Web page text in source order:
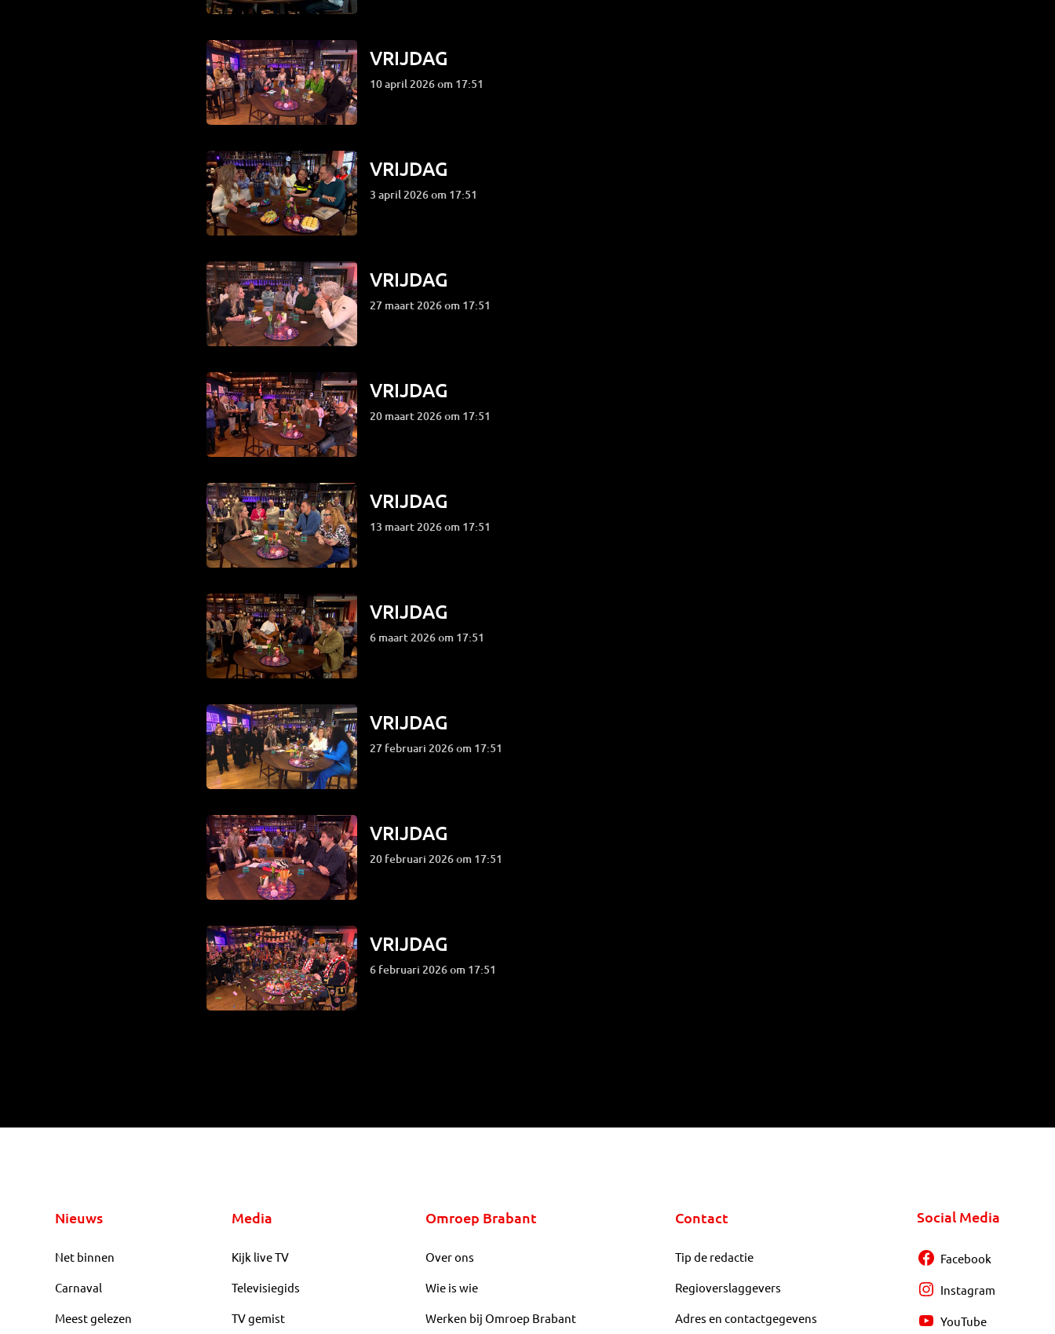
VRIJDAG
10 april 2026 om 17:51
VRIJDAG
3 april 2026 om 17:51
VRIJDAG
27 maart 2026 om 17:51
VRIJDAG
20 maart 2026 om 17:51
VRIJDAG
13 maart 2026 om 17:51
VRIJDAG
6 maart 2026 om 17:51
VRIJDAG
27 februari 2026 om 17:51
VRIJDAG
20 februari 2026 om 17:51
VRIJDAG
6 februari 2026 om 17:51
Nieuws
Net binnen
Carnaval
Meest gelezen
Media
Kijk live TV
Televisiegids
TV gemist
Omroep Brabant
Over ons
Wie is wie
Werken bij Omroep Brabant
Contact
Tip de redactie
Regioverslaggevers
Adres en contactgegevens
Social Media
Facebook
Instagram
YouTube